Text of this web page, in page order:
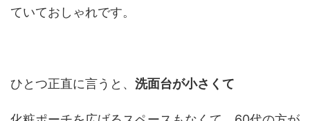
ていておしゃれです。
ひとつ正直に言うと、 洗面台が小さくて